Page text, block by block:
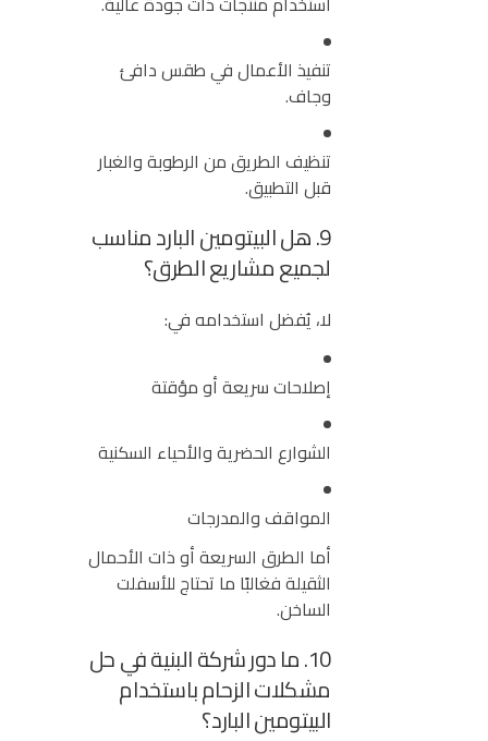
تنفيذ الأعمال في طقس دافئ
وجاف.
تنظيف الطريق من الرطوبة والغبار
قبل التطبيق.
9. هل البيتومين البارد مناسب
لجميع مشاريع الطرق؟
لا، يُفضل استخدامه في:
إصلاحات سريعة أو مؤقتة
الشوارع الحضرية والأحياء السكنية
المواقف والمدرجات
أما الطرق السريعة أو ذات الأحمال
الثقيلة فغالبًا ما تحتاج للأسفلت
الساخن.
10. ما دور شركة البنية في حل
مشكلات الزحام باستخدام
البيتومين البارد؟